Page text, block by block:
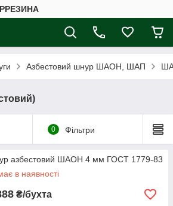
Азбестовий шнур ШАОН, ШАП
0 Фільтри
азбестовий ШАОН 4 мм ГОСТ 1779-83
в наявності
₴/бухта